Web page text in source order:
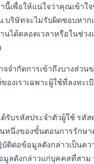
นี้เพื่อให้แน่ใจว่าคุณเข้าใ
ริษัทจะไม่รับผิดชอบหาก
นได้ตลอดเวลาหรือในช่วง
จำกัดการเข้าถึงบางส่วน
องเราเฉพาะผู้ใช้ที่ลงทะเ
รับรหัสประจำตัวผู้ใช้ รหัส
หนึ่งของขั้นตอนการรักษ
ติต่อข้อมูลดังกล่าวเป็นค
อมูลดังกล่าวแก่บุคคลที่สา